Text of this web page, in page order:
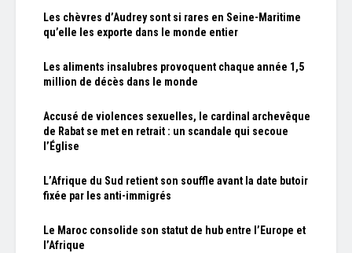
Les chèvres d’Audrey sont si rares en Seine-Maritime
qu’elle les exporte dans le monde entier
Les aliments insalubres provoquent chaque année 1,5
million de décès dans le monde
Accusé de violences sexuelles, le cardinal archevêque
de Rabat se met en retrait : un scandale qui secoue
l’Église
L’Afrique du Sud retient son souffle avant la date butoir
fixée par les anti-immigrés
Le Maroc consolide son statut de hub entre l’Europe et
l’Afrique